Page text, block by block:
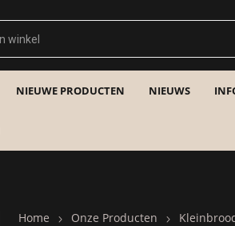
NIEUWE PRODUCTEN NIEUWS
Home Onze Producten